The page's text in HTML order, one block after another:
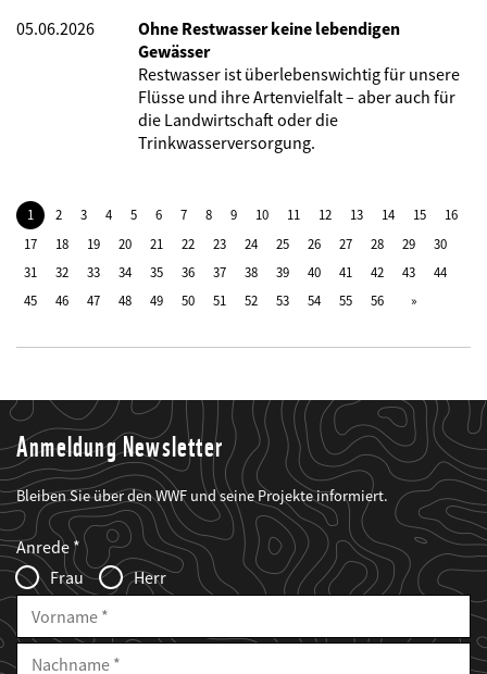
05.06.2026
Ohne Restwasser keine lebendigen
Gewässer
Restwasser ist überlebenswichtig für unsere
Flüsse und ihre Artenvielfalt – aber auch für
die Landwirtschaft oder die
Trinkwasserversorgung.
1 2 3 4 5 6 7 8 9 10 11 12 13 14 15
16
17
18 19 20 21 22 23 24 25 26 27 28 29
30
31
32 33 34 35 36 37 38 39 40 41 42 43
44
45
46 47 48 49 50 51 52 53 54 55 56
Anmeldung Newsletter
Bleiben Sie über den WWF und seine Projekte informiert.
Web2Case
Infofelder
Fieldset
anrede_name
Anrede
Frau
Herr
Vorname
Nachname